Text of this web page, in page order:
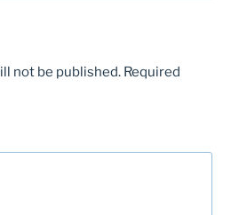
not be published. Required